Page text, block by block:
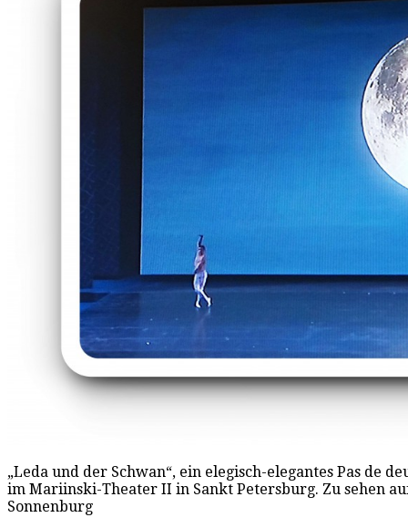
„Leda und der Schwan“, ein elegisch-elegantes Pas de
im Mariinski-Theater II in Sankt Petersburg. Zu sehen
Sonnenburg